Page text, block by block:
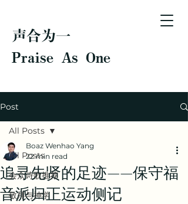
声合为一
Praise As One
Post
All Posts
会众诗歌推荐
敬拜与神学
All Posts
追寻先贤的足迹——保守福
音派归正运动侧记
Boaz Wenhao Yang
22 min read